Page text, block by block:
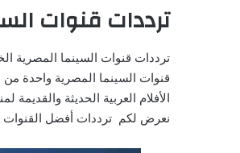
ترددات قنوات
ترددات قنوات السينما المصرية
قنوات السينما المصرية واحدة من
الأفلام العربية الحديثة
نعرض لكم ترددات أفضل القنوات